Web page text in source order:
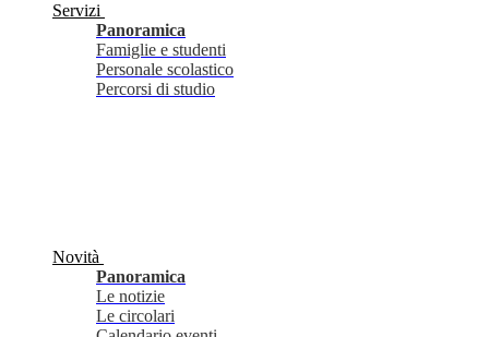
Servizi
Panoramica
Famiglie e studenti
Personale scolastico
Percorsi di studio
Novità
Panoramica
Le notizie
Le circolari